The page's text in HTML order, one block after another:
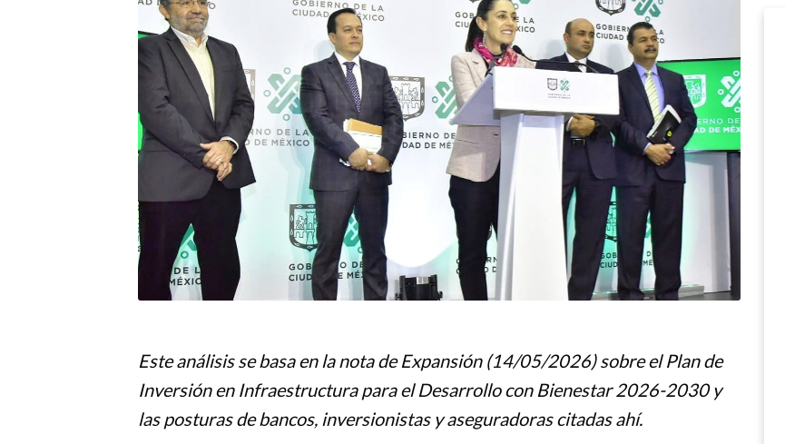
Este análisis se basa en la nota de Expansión (14/05/2026) sobre el Plan de
Inversión en Infraestructura para el Desarrollo con Bienestar 2026-2030 y
las posturas de bancos, inversionistas y aseguradoras citadas ahí.